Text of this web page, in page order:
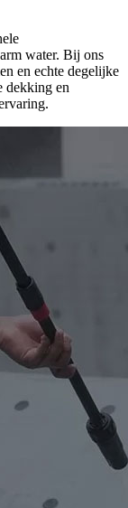
water. Bij ons
en echte degelijke
dekking en